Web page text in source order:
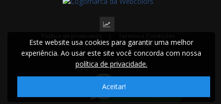
2024 © Todos os direitos reservados.
Este website usa cookies para garantir uma melhor
experiência. Ao usar este site você concorda com nossa
política de privacidade.
Aceitar!